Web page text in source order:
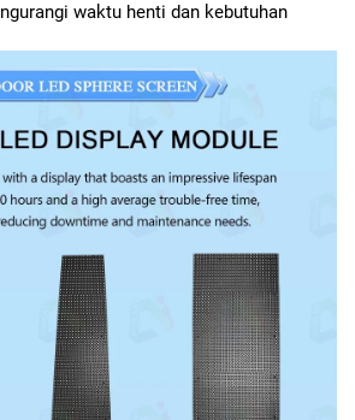
waktu henti dan kebutuhan